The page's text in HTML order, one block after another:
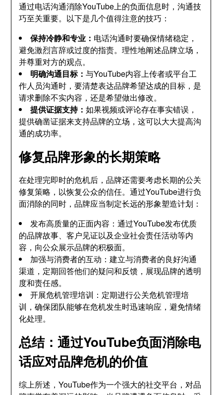
通过电话沟通消除YouTube上的负面信息时，沟通技
巧至关重要。以下是几个值得注意的技巧：
保持冷静和专业： 电话沟通时要确保情绪稳定，
避免激烈言辞或过度的指责。理性地阐述品牌立场，
并尊重对方的观点。
明确沟通目标：与YouTube内容上传者或平台工
作人员沟通时，要清楚表达品牌希望达成的目标，是
请求删除不实内容，还是希望做出修改。
提供证据支持：如果视频或评论存在事实错误，
提供确凿证据来支持品牌的立场，这可以大大提高沟
通的成功率。
修复品牌形象的长期策略
在处理完即时的危机后，品牌还需要考虑长期的公关
修复策略，以恢复公众的信任。通过YouTube进行负
面消除的同时，品牌应当制定长远的形象塑造计划：
发布高质量的正面内容：通过YouTube发布优质
的品牌故事、客户见证以及企业社会责任活动等内
容，向公众展示品牌的积极面。
加强与消费者的互动：建立与消费者的良好沟通
渠道，定期回答他们的疑问和反馈，展现品牌的透明
度和责任感。
开展危机管理培训：定期进行公关危机管理培
训，确保团队能够在危机发生时迅速响应，避免情绪
化处理。
总结：通过YouTube负面消除电
话应对品牌危机的价值
综上所述，YouTube作为一个强大的社交平台，对品